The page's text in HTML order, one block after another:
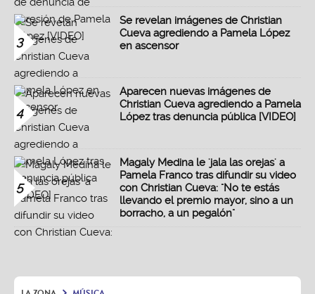
3
Se revelan imágenes de Christian
Cueva agrediendo a Pamela López
en ascensor
4
Aparecen nuevas imágenes de
Christian Cueva agrediendo a Pamela
López tras denuncia pública [VIDEO]
5
Magaly Medina le 'jala las orejas' a
Pamela Franco tras difundir su video
con Christian Cueva: "No te estás
llevando el premio mayor, sino a un
borracho, a un pegalón"
LA ZONA MÚSICA